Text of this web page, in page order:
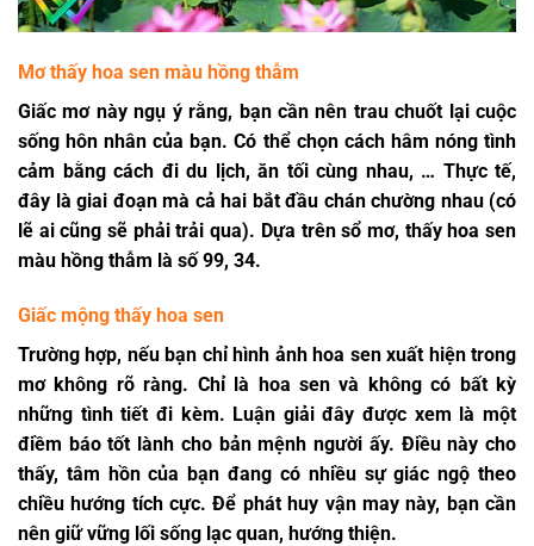
Mơ thấy hoa sen màu hồng thẫm
Giấc mơ này ngụ ý rằng, bạn cần nên trau chuốt lại cuộc
sống hôn nhân của bạn. Có thể chọn cách hâm nóng tình
cảm bằng cách đi du lịch, ăn tối cùng nhau, … Thực tế,
đây là giai đoạn mà cả hai bắt đầu chán chường nhau (có
lẽ ai cũng sẽ phải trải qua). Dựa trên sổ mơ, thấy hoa sen
màu hồng thẫm là số 99, 34.
Giấc mộng thấy hoa sen
Trường hợp, nếu bạn chỉ hình ảnh hoa sen xuất hiện trong
mơ không rõ ràng. Chỉ là hoa sen và không có bất kỳ
những tình tiết đi kèm. Luận giải đây được xem là một
điềm báo tốt lành cho bản mệnh người ấy. Điều này cho
thấy, tâm hồn của bạn đang có nhiều sự giác ngộ theo
chiều hướng tích cực. Để phát huy vận may này, bạn cần
nên giữ vững lối sống lạc quan, hướng thiện.